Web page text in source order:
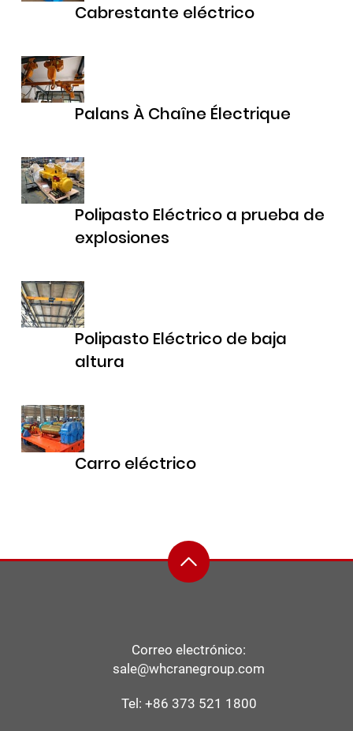
Cabrestante eléctrico
Palans À Chaîne Électrique
Polipasto Eléctrico a prueba de
explosiones
Polipasto Eléctrico de baja
altura
Carro eléctrico
Correo electrónico:
sale@whcranegroup.com
Tel: +86 373 521 1800